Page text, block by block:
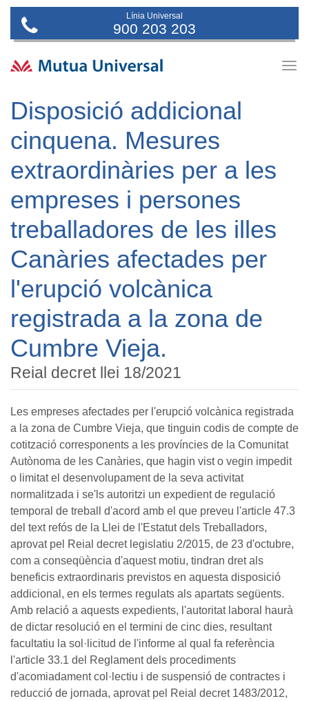
Línia Universal
900 203 203
Disposició addicional
cinquena. Mesures
extraordinàries per a les
empreses i persones
treballadores de les illes
Canàries afectades per
l'erupció volcànica
registrada a la zona de
Cumbre Vieja.
Reial decret llei 18/2021
Les empreses afectades per l'erupció volcànica registrada
a la zona de Cumbre Vieja, que tinguin codis de compte de
cotització corresponents a les províncies de la Comunitat
Autònoma de les Canàries, que hagin vist o vegin impedit
o limitat el desenvolupament de la seva activitat
normalitzada i se'ls autoritzi un expedient de regulació
temporal de treball d'acord amb el que preveu l'article 47.3
del text refós de la Llei de l'Estatut dels Treballadors,
aprovat pel Reial decret legislatiu 2/2015, de 23 d'octubre,
com a conseqüència d'aquest motiu, tindran dret als
beneficis extraordinaris previstos en aquesta disposició
addicional, en els termes regulats als apartats següents.
Amb relació a aquests expedients, l'autoritat laboral haurà
de dictar resolució en el termini de cinc dies, resultant
facultatiu la sol·licitud de l'informe al qual fa referència
l'article 33.1 del Reglament dels procediments
d'acomiadament col·lectiu i de suspensió de contractes i
reducció de jornada, aprovat pel Reial decret 1483/2012,